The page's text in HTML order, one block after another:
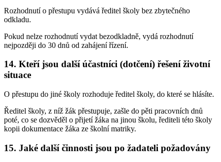
Rozhodnutí o přestupu vydává ředitel školy bez zbytečného
odkladu.
Pokud nelze rozhodnutí vydat bezodkladně, vydá rozhodnutí
nejpozději do 30 dnů od zahájení řízení.
14. Kteří jsou další účastníci (dotčení) řešení životní
situace
O přestupu do jiné školy rozhoduje ředitel školy, do které se hlásíte.
Ředitel školy, z níž žák přestupuje, zašle do pěti pracovních dnů
poté, co se dozvěděl o přijetí žáka na jinou školu, řediteli této školy
kopii dokumentace žáka ze školní matriky.
15. Jaké další činnosti jsou po žadateli požadovány